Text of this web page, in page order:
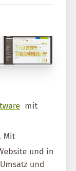
mit
. Mit
und in
und